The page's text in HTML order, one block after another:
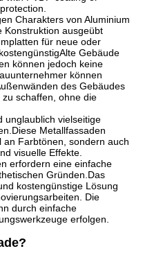
Charakters von Aluminium
Konstruktion ausgeübt
für neue oder
Gebäude
können jedoch keine
können
des Gebäudes
schaffen, ohne die
unglaublich vielseitige
Metallfassaden
an Farbtönen, sondern auch
visuelle Effekte.
erfordern eine einfache
Gründen.Das
kostengünstige Lösung
Die
durch einfache
erfolgen.